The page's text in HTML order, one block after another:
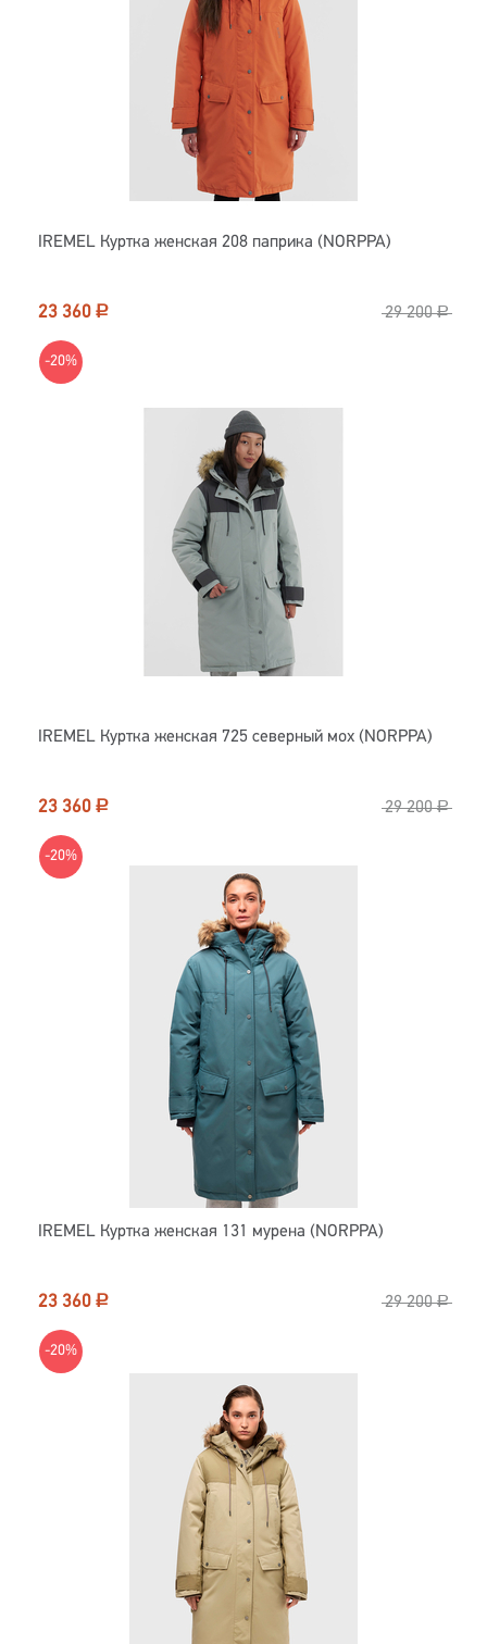
IREMEL Куртка женская 208 паприка (NORPPA)
23 360 Р 29 200 Р
-20%
IREMEL Куртка женская 725 северный мох (NORPPA)
23 360 Р 29 200 Р
-20%
IREMEL Куртка женская 131 мурена (NORPPA)
23 360 Р 29 200 Р
-20%